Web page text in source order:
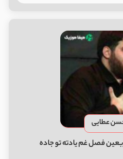
عطایی
فصل غم یادته تو جاده